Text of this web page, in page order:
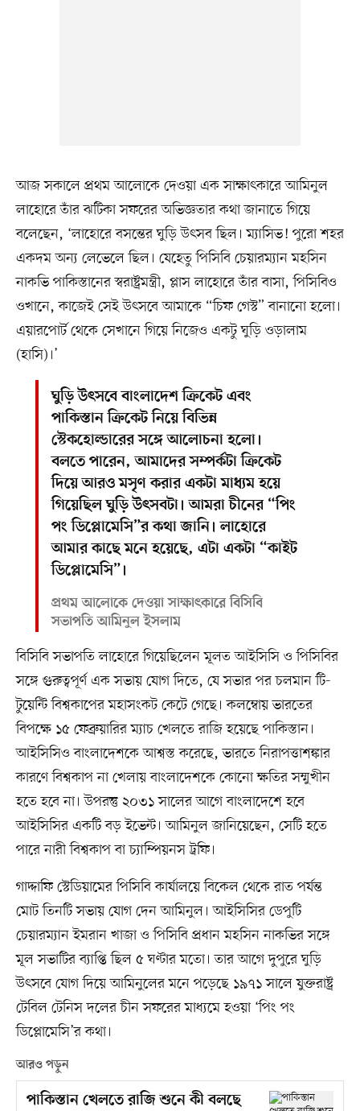
আজ সকালে প্রথম আলোকে দেওয়া এক সাক্ষাৎকারে আমিনুল
লাহোরে তাঁর ঝটিকা সফরের অভিজ্ঞতার কথা জানাতে গিয়ে
বলেছেন, ‘লাহোরে বসন্তের ঘুড়ি উৎসব ছিল। ম্যাসিভ! পুরো শহর
একদম অন্য লেভেলে ছিল। যেহেতু পিসিবি চেয়ারম্যান মহসিন
নাকভি পাকিস্তানের স্বরাষ্ট্রমন্ত্রী, প্লাস লাহোরে তাঁর বাসা, পিসিবিও
ওখানে, কাজেই সেই উৎসবে আমাকে “চিফ গেস্ট” বানানো হলো।
এয়ারপোর্ট থেকে সেখানে গিয়ে নিজেও একটু ঘুড়ি ওড়ালাম
(হাসি)।’
ঘুড়ি উৎসবে বাংলাদেশ ক্রিকেট এবং
পাকিস্তান ক্রিকেট নিয়ে বিভিন্ন
স্টেকহোল্ডারের সঙ্গে আলোচনা হলো।
বলতে পারেন, আমাদের সম্পর্কটা ক্রিকেট
দিয়ে আরও মসৃণ করার একটা মাধ্যম হয়ে
গিয়েছিল ঘুড়ি উৎসবটা। আমরা চীনের “পিং
পং ডিপ্লোমেসি”র কথা জানি। লাহোরে
আমার কাছে মনে হয়েছে, এটা একটা “কাইট
ডিপ্লোমেসি”।
প্রথম আলোকে দেওয়া সাক্ষাৎকারে বিসিবি
সভাপতি আমিনুল ইসলাম
বিসিবি সভাপতি লাহোরে গিয়েছিলেন মূলত আইসিসি ও পিসিবির
সঙ্গে গুরুত্বপূর্ণ এক সভায় যোগ দিতে, যে সভার পর চলমান টি-
টুয়েন্টি বিশ্বকাপের মহাসংকট কেটে গেছে। কলম্বোয় ভারতের
বিপক্ষে ১৫ ফেব্রুয়ারির ম্যাচ খেলতে রাজি হয়েছে পাকিস্তান।
আইসিসিও বাংলাদেশকে আশ্বস্ত করেছে, ভারতে নিরাপত্তাশঙ্কার
কারণে বিশ্বকাপ না খেলায় বাংলাদেশকে কোনো ক্ষতির সম্মুখীন
হতে হবে না। উপরন্তু ২০৩১ সালের আগে বাংলাদেশে হবে
আইসিসির একটি বড় ইভেন্ট। আমিনুল জানিয়েছেন, সেটি হতে
পারে নারী বিশ্বকাপ বা চ্যাম্পিয়নস ট্রফি।
গাদ্দাফি স্টেডিয়ামের পিসিবি কার্যালয়ে বিকেল থেকে রাত পর্যন্ত
মোট তিনটি সভায় যোগ দেন আমিনুল। আইসিসির ডেপুটি
চেয়ারম্যান ইমরান খাজা ও পিসিবি প্রধান মহসিন নাকভির সঙ্গে
মূল সভাটির ব্যাপ্তি ছিল ৫ ঘণ্টার মতো। তার আগে দুপুরে ঘুড়ি
উৎসবে যোগ দিয়ে আমিনুলের মনে পড়েছে ১৯৭১ সালে যুক্তরাষ্ট্র
টেবিল টেনিস দলের চীন সফরের মাধ্যমে হওয়া ‘পিং পং
ডিপ্লোমেসি’র কথা।
আরও পড়ুন
পাকিস্তান খেলতে রাজি শুনে কী বলছে